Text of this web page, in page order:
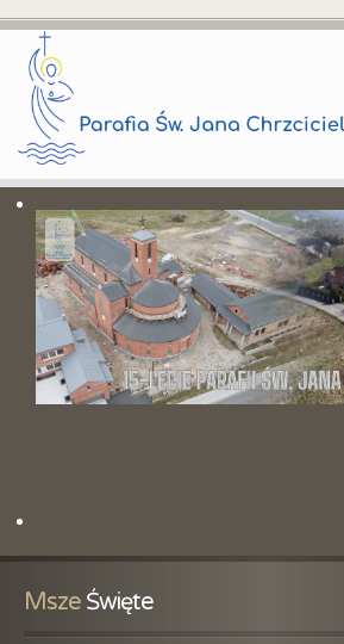
Msze Święte